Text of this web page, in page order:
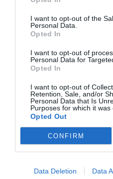
I want to opt-out of the
Personal Data.
Opted In
I want to opt-out of
Personal Data for
Opted In
I want to opt-out of
Retention, Sale, and/or
Personal Data that Is
Purposes for which it was
Opted Out
CONFIRM
Data Deletion Data
kilómetros 626 y 624 de la
Hoy es una de las fechas
motivo de las vacaciones de
Sobre los autores
Ver biografía
HOY EN PORTADA
LO MÁS LEÍDO